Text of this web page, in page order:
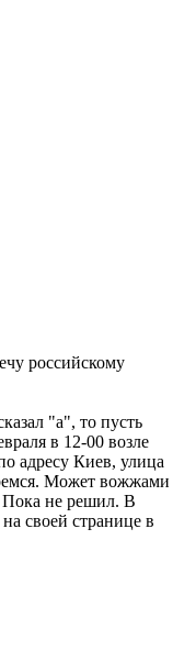
российскому
"а", то пусть
в 12-00 возле
адресу Киев, улица
Может вожжами
Пока не решил. В
своей странице в